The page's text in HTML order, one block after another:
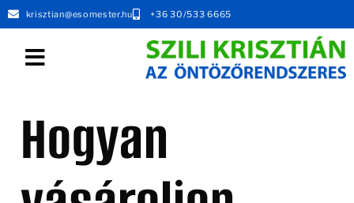
krisztian@esomester.hu +36 30/533 6665
Hogyan